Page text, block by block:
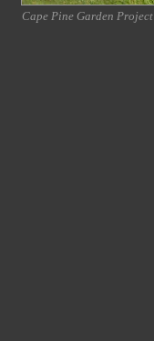
Cape Pine Garden Project